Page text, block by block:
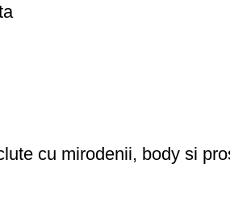
cu mirodenii, body si